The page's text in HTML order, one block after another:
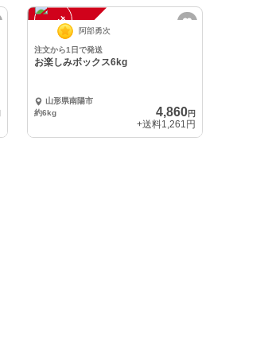
注
文
受
付
停
止
中 阿部勇次
注文から1日で発送
お楽しみボックス6kg
山形県南陽市
約6kg
4,860円
+送料1,261円